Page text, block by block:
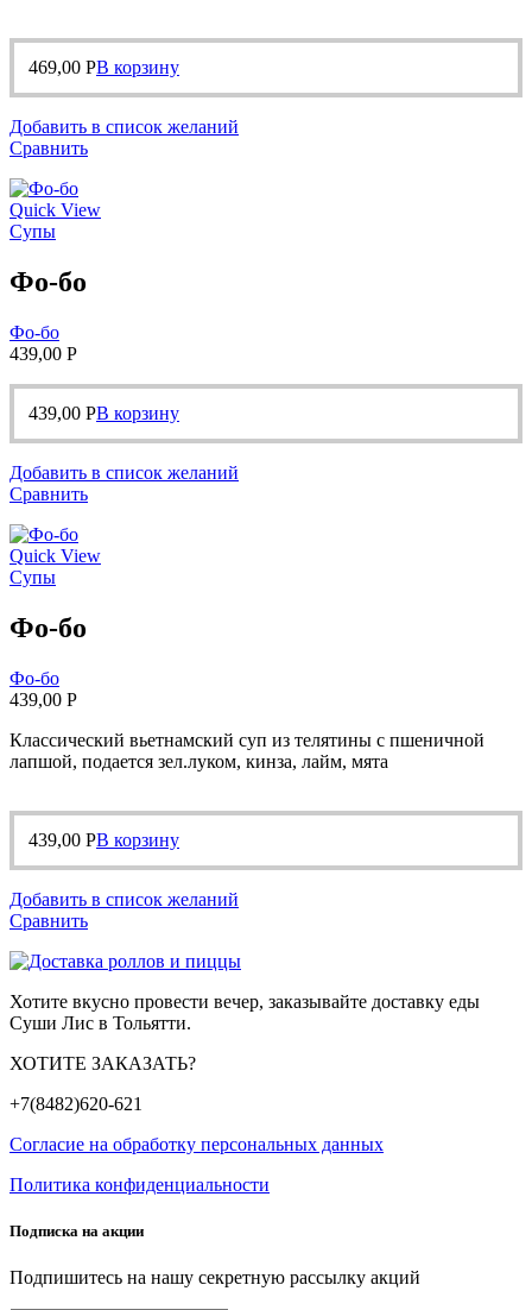
469,00 РВ корзину
Добавить в список желаний
Сравнить
Quick View
Супы
Фо-бо
Фо-бо
439,00 Р
439,00 РВ корзину
Добавить в список желаний
Сравнить
Quick View
Супы
Фо-бо
Фо-бо
439,00 Р
Классический вьетнамский суп из телятины с пшеничной
лапшой, подается зел.луком, кинза, лайм, мята
439,00 РВ корзину
Добавить в список желаний
Сравнить
Хотите вкусно провести вечер, заказывайте доставку еды
Суши Лис в Тольятти.
ХОТИТЕ ЗАКАЗАТЬ?
+7(8482)620-621
Согласие на обработку персональных данных
Политика конфиденциальности
Подписка на акции
Подпишитесь на нашу секретную рассылку акций